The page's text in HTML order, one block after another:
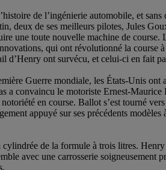
de l’ingénierie automobile, et
deux de ses meilleurs pilotes, Jules
une toute nouvelle machine de
qui ont révolutionné la course
d’Henry ont survécu, et celui-ci en fait
Guerre mondiale, les États-Unis
a convaincu le motoriste Ernest-
en course. Ballot s’est tourné
appuyé sur ses précédents
de la formule à trois litres.
avec une carrosserie